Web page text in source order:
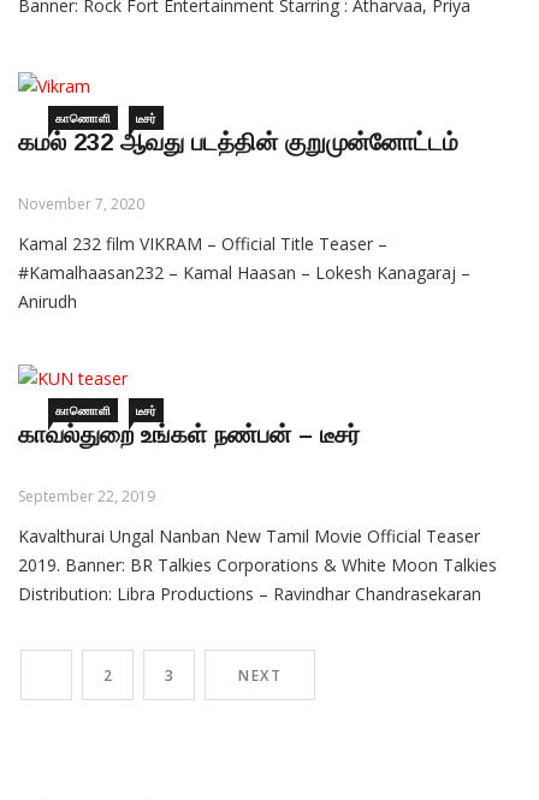
Banner: Rock Fort Entertainment Starring : Atharvaa, Priya
காணொளி டீசர்
கமல் 232 ஆவது படத்தின் குறுமுன்னோட்டம்
November 7, 2020
Kamal 232 film VIKRAM – Official Title Teaser –
#Kamalhaasan232 – Kamal Haasan – Lokesh Kanagaraj –
Anirudh
காணொளி டீசர்
காவல்துறை உங்கள் நண்பன் – டீசர்
September 22, 2019
Kavalthurai Ungal Nanban New Tamil Movie Official Teaser
2019. Banner: BR Talkies Corporations & White Moon Talkies
Distribution: Libra Productions – Ravindhar Chandrasekaran
Suresh Ravi, Raveena Ravi, Mime Gopi, Super Good Subramani ,
RJ Munna, Sharath Ravi Director: RDM Cinematography:
2 3 NEXT